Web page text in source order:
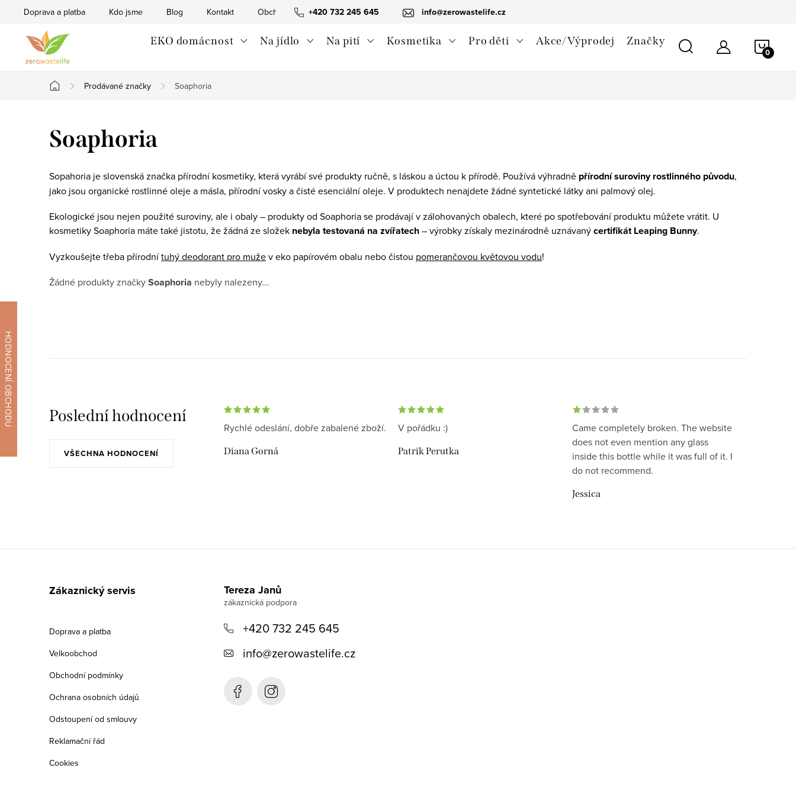
+420 732 245 645 info@zerowastelife.cz
Doprava a platba Kdo jsme Blog Kontakt Obchodní podmínky Ochrana osobních údajů Odstoupení od smlouvy
EKO domácnost Na jídlo Na pití Kosmetika Pro děti Akce/Výprodej Značky
Domů
Prodávané značky Soaphoria
Soaphoria
Sopahoria je slovenská značka přírodní kosmetiky, která vyrábí své produkty ručně, s láskou a úctou k přírodě. Používá výhradně přírodní suroviny rostlinného původu,
jako jsou organické rostlinné oleje a másla, přírodní vosky a čisté esenciální oleje. V produktech nenajdete žádné syntetické látky ani palmový olej.
Ekologické jsou nejen použité suroviny, ale i obaly – produkty od Soaphoria se prodávají v zálohovaných obalech, které po spotřebování produktu můžete vrátit. U
kosmetiky Soaphoria máte také jistotu, že žádná ze složek nebyla testovaná na zvířatech– výrobky získaly mezinárodně uznávanýcertifikát Leaping Bunny.
Vyzkoušejte třeba přírodnítuhý deodorant pro mužev eko papírovém obalu nebo čistou pomerančovou květovou vodu!
Žádné produkty značkySoaphoria nebyly nalezeny...
Poslední hodnocení
VŠECHNA HODNOCENÍ
Rychlé odeslání, dobře zabalené zboží.
Diana Gorná
V pořádku :)
Patrik Perutka
Came completely broken. The website
does not even mention any glass
inside this bottle while it was full of it. I
do not recommend.
Jessica
Zákaznický servis
Doprava a platba
Velkoobchod
Obchodní podmínky
Ochrana osobních údajů
Odstoupení od smlouvy
Reklamační řád
Cookies
Tereza Janů
+420 732 245 645
info@zerowastelife.cz